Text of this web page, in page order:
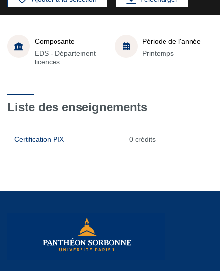
Composante
EDS - Département
licences
Période de l'année
Printemps
Liste des enseignements
Certification PIX 0 crédits